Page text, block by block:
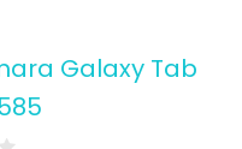
Galaxy Tab